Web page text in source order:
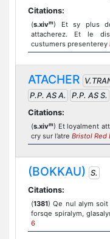
Citations:
(s.xivm) Et sy plus
attacherez. Et le
custumers presenterey
ATACHER
P.P. AS A.
P.P. AS S.
Citations:
(s.xivm) Et loyalment
cry sur l’atre Bristol Red
(BOKKAU) S.
Citations:
(1381) Qe nul alym
forsqe spiralym,
6